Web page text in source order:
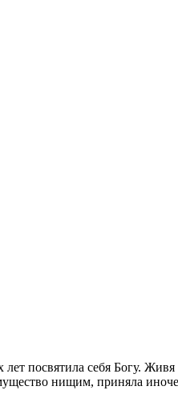
посвятила себя Богу.
нищим, приняла